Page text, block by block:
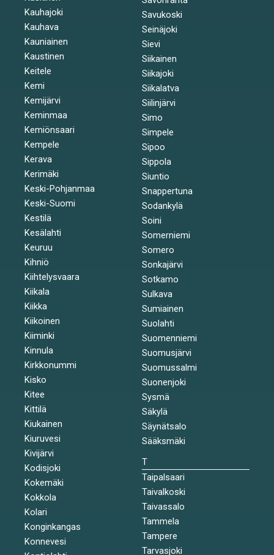
Kauhajoki
Kauhava
Kauniainen
Kaustinen
Keitele
Kemi
Kemijärvi
Keminmaa
Kemiönsaari
Kempele
Kerava
Kerimäki
Keski-Pohjanmaa
Keski-Suomi
Kestilä
Kesälahti
Keuruu
Kihniö
Kiihtelysvaara
Kiikala
Kiikka
Kiikoinen
Kiiminki
Kinnula
Kirkkonummi
Kisko
Kitee
Kittilä
Kiukainen
Kiuruvesi
Kivijärvi
Kodisjoki
Kokemäki
Kokkola
Kolari
Konginkangas
Konnevesi
Savukoski
Seinäjoki
Sievi
Siikainen
Siikajoki
Siikalatva
Siilinjärvi
Simo
Simpele
Sipoo
Sippola
Siuntio
Snappertuna
Sodankylä
Soini
Somerniemi
Somero
Sonkajärvi
Sotkamo
Sulkava
Sumiainen
Suolahti
Suomenniemi
Suomusjärvi
Suomussalmi
Suonenjoki
Sysmä
Säkylä
Säynätsalo
Sääksmäki
T
Taipalsaari
Taivalkoski
Taivassalo
Tammela
Tampere
Tarvasjoki